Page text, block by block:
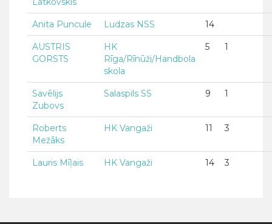
Anita Puncule Ludzas NSS 14
AUSTRIS
GORSTS
HK
Rīga/Rīnūži/Handbola
skola
5 1
Savēlijs
Zubovs
Salaspils SS 9 1
Roberts
Mežāks
HK Vangaži 11 3
Lauris Mīļais HK Vangaži 14 3